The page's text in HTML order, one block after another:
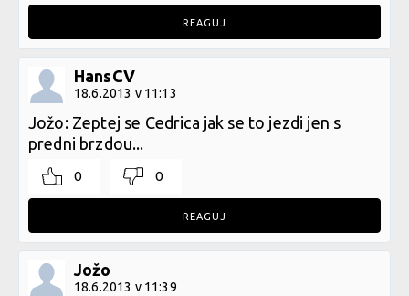
REAGUJ
HansCV
18.6.2013 v 11:13
Jožo: Zeptej se Cedrica jak se to jezdi jen s
predni brzdou...
0 0
REAGUJ
Jožo
18.6.2013 v 11:39